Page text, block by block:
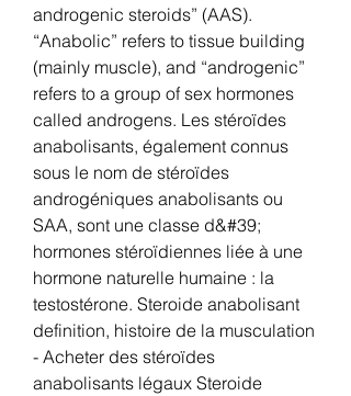
androgenic steroids” (AAS).
“Anabolic” refers to tissue building
(mainly muscle), and “androgenic”
refers to a group of sex hormones
called androgens. Les stéroïdes
anabolisants, également connus
sous le nom de stéroïdes
androgéniques anabolisants ou
SAA, sont une classe d&#39;
hormones stéroïdiennes liée à une
hormone naturelle humaine : la
testostérone. Steroide anabolisant
definition, histoire de la musculation
- Acheter des stéroïdes
anabolisants légaux Steroide